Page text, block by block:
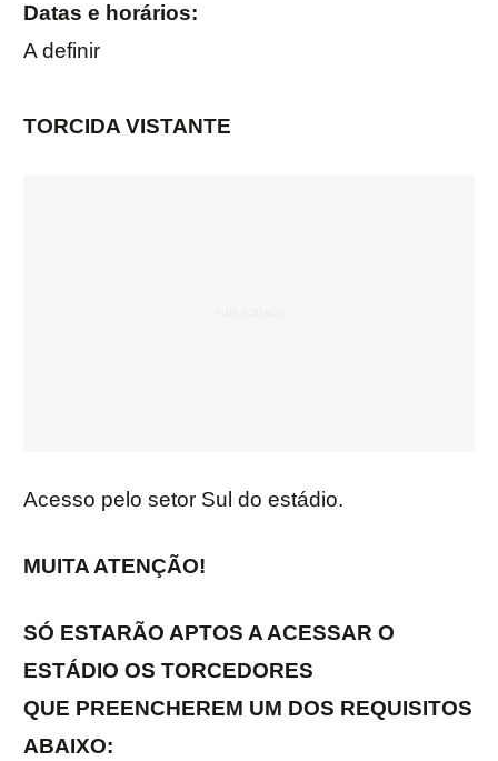
Datas e horários:
A definir
TORCIDA VISTANTE
Acesso pelo setor Sul do estádio.
MUITA ATENÇÃO!
SÓ ESTARÃO APTOS A ACESSAR O
ESTÁDIO OS TORCEDORES
QUE PREENCHEREM UM DOS REQUISITOS
ABAIXO: